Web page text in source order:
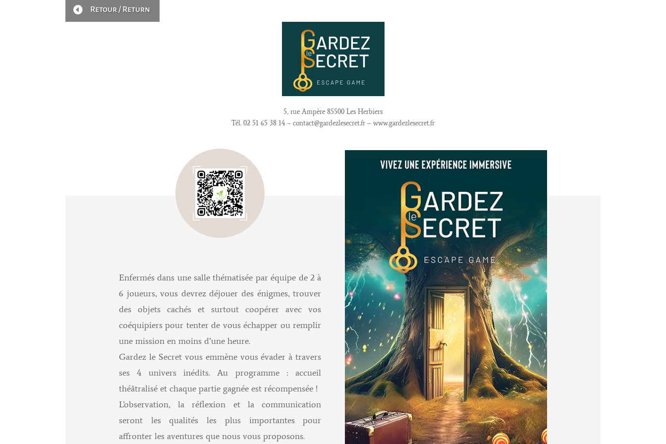
 Retour / Return
5, rue Ampère 85500 Les Herbiers
Tél. 02 51 65 38 14 – contact@gardezlesecret.fr – www.gardezlesecret.fr
Enfermés dans une salle thématisée par équipe de 2 à
6 joueurs, vous devrez déjouer des énigmes, trouver
des objets cachés et surtout coopérer avec vos
coéquipiers pour tenter de vous échapper ou remplir
une mission en moins d’une heure.
Gardez le Secret vous emmène vous évader à travers
ses 4 univers inédits. Au programme : accueil
théâtralisé et chaque partie gagnée est récompensée !
L’observation, la réflexion et la communication
seront les qualités les plus importantes pour
affronter les aventures que nous vous proposons.